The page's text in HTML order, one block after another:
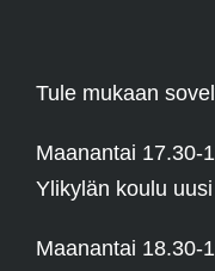
Tule mukaan
Maanantai 17.30-
Ylikylän koulu
Maanantai 18.30-